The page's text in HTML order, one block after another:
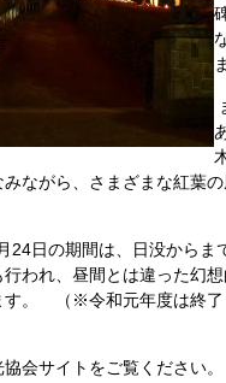
ながら、さまざまな紅葉
日の期間は、日没からま
われ、昼間とは違った幻
す。 （※令和元年度は終了
会サイトをご覧ください。